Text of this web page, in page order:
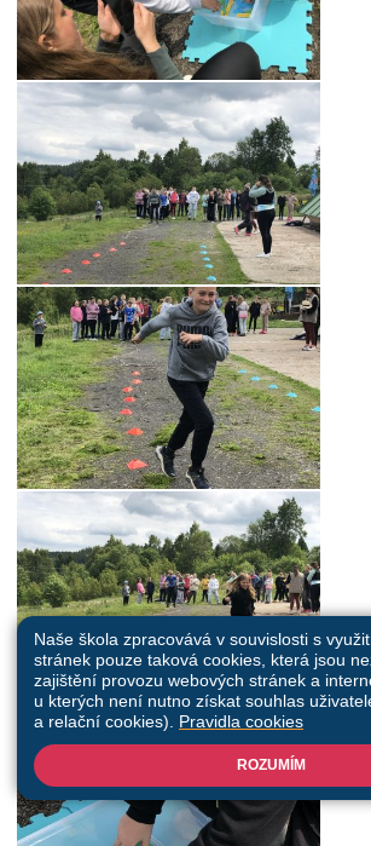
Naše škola zpracovává v souvislosti s
stránek pouze taková cookies, která jsou
zajištění provozu webových stránek a
u kterých není nutno získat souhlas
a relační cookies). Pravidla cookies
ROZUMÍM